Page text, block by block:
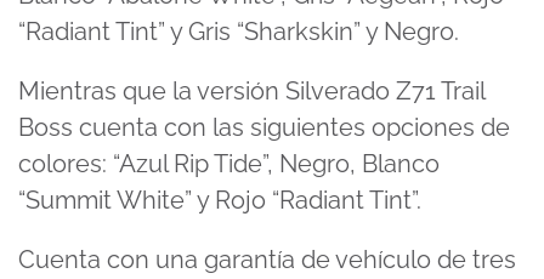
“Radiant Tint” y Gris “Sharkskin” y Negro.
Mientras que la versión Silverado Z71 Trail
Boss cuenta con las siguientes opciones de
colores: “Azul Rip Tide”, Negro, Blanco
“Summit White” y Rojo “Radiant Tint”.
Cuenta con una garantía de vehículo de tres